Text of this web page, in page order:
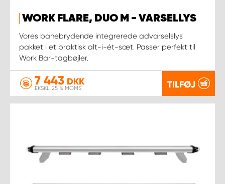
WORK FLARE, DUO M - VARSELLYS
Vores banebrydende integrerede advarselslys
pakket i et praktisk alt-i-ét-sæt. Passer perfekt til
Work Bar-tagbøjler.
7 443 DKK
EKSKL. 25 % MOMS TILFØJ